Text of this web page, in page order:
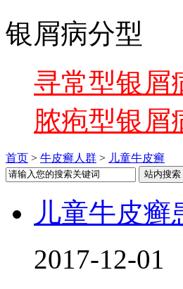
银屑病分型
寻常型银屑
脓疱型银屑
首页 > 牛皮癣人群 > 儿童牛皮癣
儿童牛皮
2017-12-01